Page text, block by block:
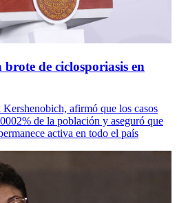
de ciclosporiasis en
afirmó que los casos
de la población y aseguró que
activa en todo el país